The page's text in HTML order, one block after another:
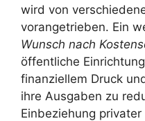
wird von
vorangetrieben. Ein
Wunsch nach
öffentliche
finanziellem Druck
ihre Ausgaben zu
Einbeziehung